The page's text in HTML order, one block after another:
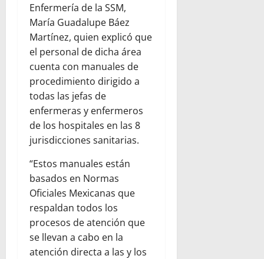
Enfermería de la SSM,
María Guadalupe Báez
Martínez, quien explicó que
el personal de dicha área
cuenta con manuales de
procedimiento dirigido a
todas las jefas de
enfermeras y enfermeros
de los hospitales en las 8
jurisdicciones sanitarias.
“Estos manuales están
basados en Normas
Oficiales Mexicanas que
respaldan todos los
procesos de atención que
se llevan a cabo en la
atención directa a las y los